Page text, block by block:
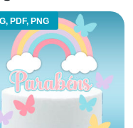
PDF, PNG